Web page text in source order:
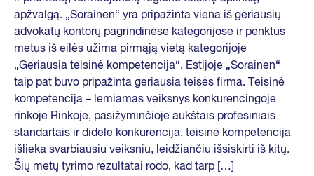
apžvalgą. „Sorainen“ yra pripažinta viena iš geriausių
advokatų kontorų pagrindinėse kategorijose ir penktus
metus iš eilės užima pirmąją vietą kategorijoje
„Geriausia teisinė kompetencija“. Estijoje „Sorainen“
taip pat buvo pripažinta geriausia teisės firma. Teisinė
kompetencija – lemiamas veiksnys konkurencingoje
rinkoje Rinkoje, pasižyminčioje aukštais profesiniais
standartais ir didele konkurencija, teisinė kompetencija
išlieka svarbiausiu veiksniu, leidžiančiu išsiskirti iš kitų.
Šių metų tyrimo rezultatai rodo, kad tarp […]